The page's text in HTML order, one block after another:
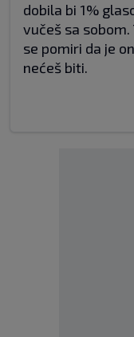
dobila bi 1%
vučeš sa sobom.
se pomiri da je
nećeš biti.